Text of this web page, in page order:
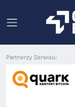
Partnerzy Serwisu: